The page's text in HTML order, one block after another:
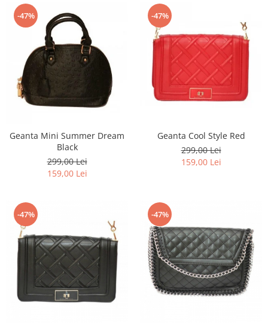
-47%
Geanta Mini Summer Dream
Black
299,00 Lei
159,00 Lei
-47%
Geanta Cool Style Red
299,00 Lei
159,00 Lei
-47% -47%